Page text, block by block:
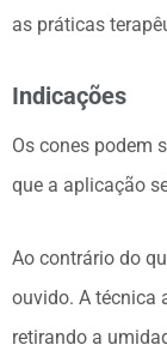
as práticas
Indicações
Os cones podem
que a aplicação
Ao contrário do
ouvido. A técnica
retirando a